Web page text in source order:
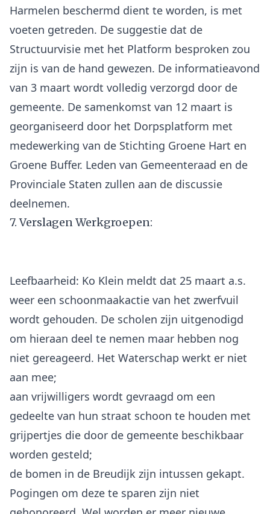
Harmelen beschermd dient te worden, is met
voeten getreden. De suggestie dat de
Structuurvisie met het Platform besproken zou
zijn is van de hand gewezen. De informatieavond
van 3 maart wordt volledig verzorgd door de
gemeente. De samenkomst van 12 maart is
georganiseerd door het Dorpsplatform met
medewerking van de Stichting Groene Hart en
Groene Buffer. Leden van Gemeenteraad en de
Provinciale Staten zullen aan de discussie
7. Verslagen Werkgroepen:
Leefbaarheid: Ko Klein meldt dat 25 maart a.s.
weer een schoonmaakactie van het zwerfvuil
wordt gehouden. De scholen zijn uitgenodigd
om hieraan deel te nemen maar hebben nog
niet gereageerd. Het Waterschap werkt er niet
aan mee;
aan vrijwilligers wordt gevraagd om een
gedeelte van hun straat schoon te houden met
grijpertjes die door de gemeente beschikbaar
worden gesteld;
de bomen in de Breudijk zijn intussen gekapt.
Pogingen om deze te sparen zijn niet